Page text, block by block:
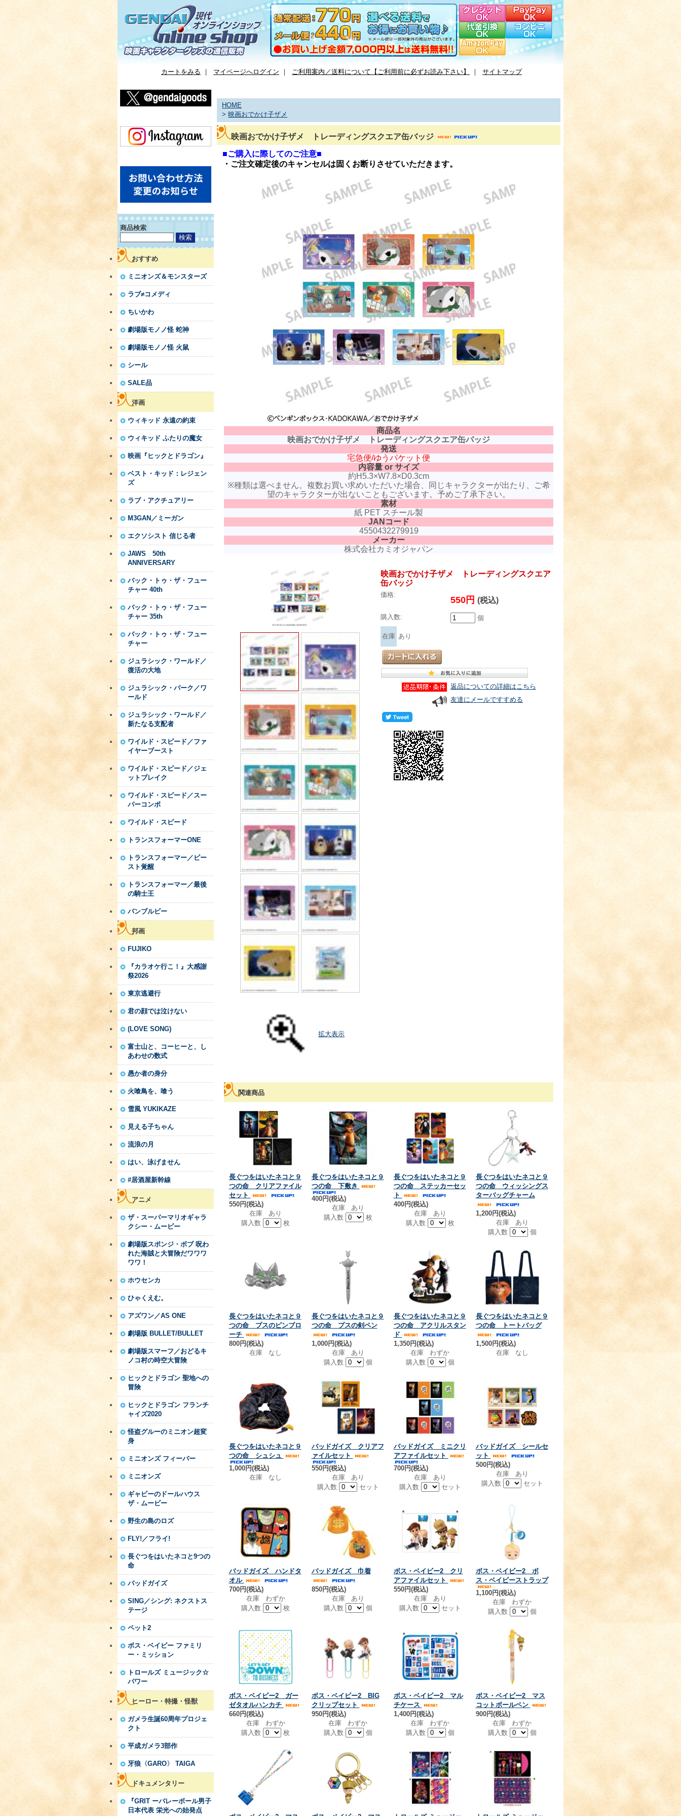
カートをみる ｜ マイページへログイン ｜ ご利用案内／送料について【ご利用前に必ずお読み下さい】 ｜ サイトマップ
商品検索
おすすめ
ミニオンズ＆モンスターズ
ラブ≠コメディ
ちいかわ
劇場版モノノ怪 蛇神
劇場版モノノ怪 火鼠
シール
SALE品
洋画
ウィキッド 永遠の約束
ウィキッド ふたりの魔女
映画『ヒックとドラゴン』
ベスト・キッド：レジェン
ズ
ラブ・アクチュアリー
M3GAN／ミーガン
エクソシスト 信じる者
JAWS 50th
ANNIVERSARY
バック・トゥ・ザ・フュー
チャー 40th
バック・トゥ・ザ・フュー
チャー 35th
バック・トゥ・ザ・フュー
チャー
ジュラシック・ワールド／
復活の大地
ジュラシック・パーク／ワ
ールド
ジュラシック・ワールド／
新たなる支配者
ワイルド・スピード／ファ
イヤーブースト
ワイルド・スピード／ジェ
ットブレイク
ワイルド・スピード／スー
パーコンボ
ワイルド・スピード
トランスフォーマーONE
トランスフォーマー／ビー
スト覚醒
トランスフォーマー／最後
の騎士王
バンブルビー
邦画
FUJIKO
『カラオケ行こ！』大感謝
祭2026
東京逃避行
君の顔では泣けない
(LOVE SONG)
富士山と、コーヒーと、し
あわせの数式
愚か者の身分
火喰鳥を、喰う
雪風 YUKIKAZE
見える子ちゃん
流浪の月
はい、泳げません
#居酒屋新幹線
アニメ
ザ・スーパーマリオギャラ
クシー・ムービー
劇場版スポンジ・ボブ 呪わ
れた海賊と大冒険だワワワ
ワワ！
ホウセンカ
ひゃくえむ。
アズワン／AS ONE
劇場版 BULLET/BULLET
劇場版スマーフ／おどるキ
ノコ村の時空大冒険
ヒックとドラゴン 聖地への
冒険
ヒックとドラゴン フランチ
ャイズ2020
怪盗グルーのミニオン超変
身
ミニオンズ フィーバー
ミニオンズ
ギャビーのドールハウス
ザ・ムービー
野生の島のロズ
FLY!／フライ!
長ぐつをはいたネコと9つの
命
バッドガイズ
SING／シング: ネクストス
テージ
ペット2
ボス・ベイビー ファミリ
ー・ミッション
トロールズ ミュージック☆
パワー
ヒーロー・特撮・怪獣
ガメラ生誕60周年プロジェ
クト
平成ガメラ3部作
牙狼〈GARO〉 TAIGA
ドキュメンタリー
『GRIT ーバレーボール男子
日本代表 栄光への始発点
HOME
> 映画おでかけ子ザメ
映画おでかけ子ザメ トレーディングスクエア缶バッジ
■ご購入に際してのご注意■
・ご注文確定後のキャンセルは固くお断りさせていただきます。
商品名
映画おでかけ子ザメ トレーディングスクエア缶バッジ
発送
宅急便/ゆうパケット便
内容量 or サイズ
約H5.3×W7.8×D0.3cm
※種類は選べません。複数お買い求めいただいた場合、同じキャラクターが出たり、ご希
望のキャラクターが出ないこともございます。予めご了承下さい。
素材
紙 PET スチール製
JANコード
4550432279919
メーカー
株式会社カミオジャパン
拡大表示
映画おでかけ子ザメ トレーディングスクエア
缶バッジ
価格:
550円 (税込)
購入数: 個
在庫 あり
返品についての詳細はこちら
友達にメールですすめる
関連商品
長ぐつをはいたネコと９
つの命 クリアファイル
セット
550円(税込)
在庫 あり
購入数
枚
長ぐつをはいたネコと９
つの命 下敷き
400円(税込)
在庫 あり
購入数
枚
長ぐつをはいたネコと９
つの命 ステッカーセッ
ト
400円(税込)
在庫 あり
購入数
枚
長ぐつをはいたネコと９
つの命 ウィッシングス
ターバッグチャーム
1,200円(税込)
在庫 あり
購入数
個
長ぐつをはいたネコと９
つの命 プスのピンブロ
ーチ
800円(税込)
在庫 なし
長ぐつをはいたネコと９
つの命 プスの剣ペン
1,000円(税込)
在庫 あり
購入数
個
長ぐつをはいたネコと９
つの命 アクリルスタン
ド
1,350円(税込)
在庫 わずか
購入数
個
長ぐつをはいたネコと９
つの命 トートバッグ
1,500円(税込)
在庫 なし
長ぐつをはいたネコと９
つの命 シュシュ
1,000円(税込)
在庫 なし
バッドガイズ クリアフ
ァイルセット
550円(税込)
在庫 あり
購入数
セット
バッドガイズ ミニクリ
アファイルセット
700円(税込)
在庫 あり
購入数
セット
バッドガイズ シールセ
ット
500円(税込)
在庫 あり
購入数
セット
バッドガイズ ハンドタ
オル
700円(税込)
在庫 わずか
購入数
枚
バッドガイズ 巾着
850円(税込)
在庫 あり
購入数
個
ボス・ベイビー2 クリ
アファイルセット
550円(税込)
在庫 あり
購入数
セット
ボス・ベイビー2 ボ
ス・ベイビーストラップ
1,100円(税込)
在庫 わずか
購入数
個
ボス・ベイビー2 ガー
ゼタオルハンカチ
660円(税込)
在庫 わずか
購入数
枚
ボス・ベイビー2 BIG
クリップセット
950円(税込)
在庫 わずか
購入数
個
ボス・ベイビー2 マル
チケース
1,400円(税込)
在庫 わずか
購入数
個
ボス・ベイビー2 マス
コットボールペン
900円(税込)
在庫 わずか
購入数
個